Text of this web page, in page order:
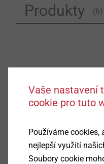
Produkty (6)
Vaše nastavení
cookie pro tuto
Používáme cookies,
nejlepší využití
Soubory cookie